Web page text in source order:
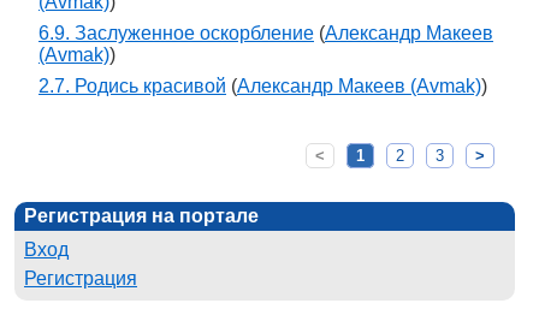
6.9. Заслуженное оскорбление (Александр Макеев
(Avmak))
2.7. Родись красивой (Александр Макеев (Avmak))
< 1 2 3 >
Регистрация на портале
Вход
Регистрация